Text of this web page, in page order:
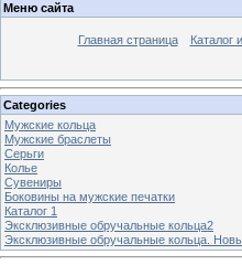
Меню сайта
Главная страница Каталог
Categories
Мужские кольца
Мужские браслеты
Серьги
Колье
Сувениры
Боковины на мужские печатки
Каталог 1
Эксклюзивные обручальные кольца2
Эксклюзивные обручальные кольца.